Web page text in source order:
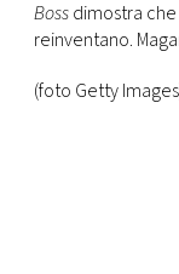
Bossdimostra
reinventano.
(foto Getty